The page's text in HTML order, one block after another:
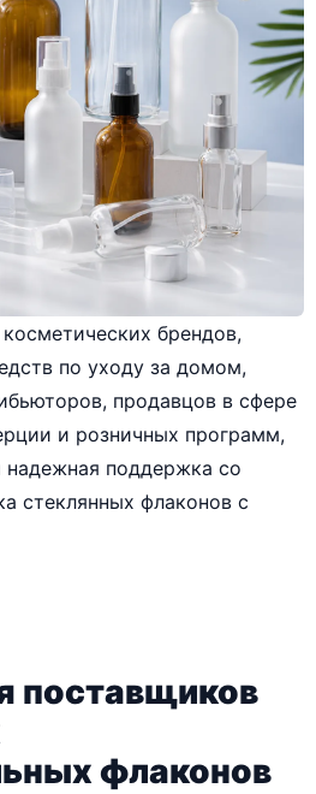
брендов,
по уходу за домом,
продавцов в сфере
и розничных программ,
надежная поддержка со
стеклянных флаконов с
поставщиков
флаконов